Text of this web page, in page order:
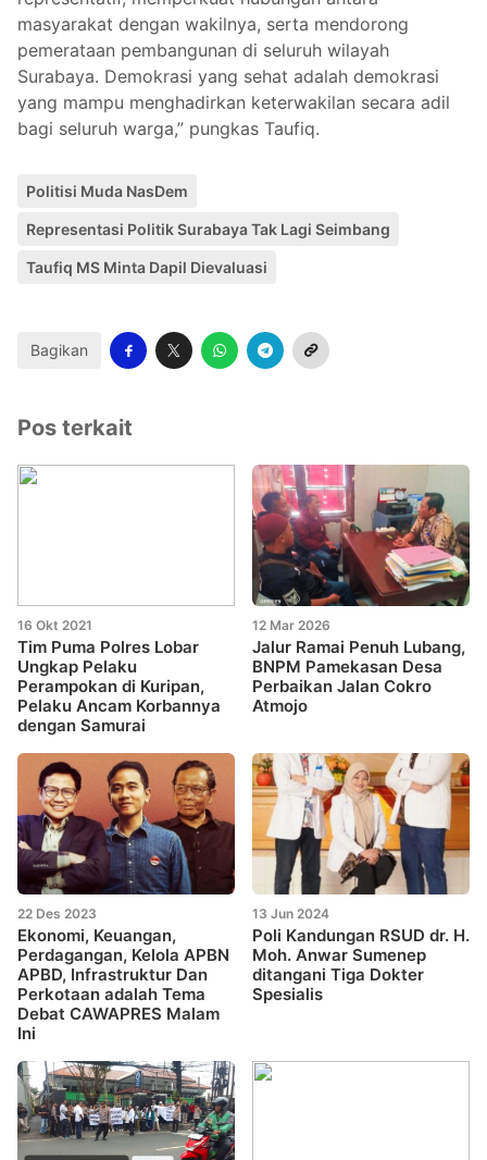
masyarakat dengan wakilnya, serta mendorong
pemerataan pembangunan di seluruh wilayah
Surabaya. Demokrasi yang sehat adalah demokrasi
yang mampu menghadirkan keterwakilan secara adil
bagi seluruh warga,” pungkas Taufiq.
Politisi Muda NasDem
Representasi Politik Surabaya Tak Lagi Seimbang
Taufiq MS Minta Dapil Dievaluasi
Bagikan
Pos terkait
16 Okt 2021
Tim Puma Polres Lobar
Ungkap Pelaku
Perampokan di Kuripan,
Pelaku Ancam Korbannya
dengan Samurai
12 Mar 2026
Jalur Ramai Penuh Lubang,
BNPM Pamekasan Desa
Perbaikan Jalan Cokro
Atmojo
22 Des 2023
Ekonomi, Keuangan,
Perdagangan, Kelola APBN
APBD, Infrastruktur Dan
Perkotaan adalah Tema
Debat CAWAPRES Malam
Ini
13 Jun 2024
Poli Kandungan RSUD dr. H.
Moh. Anwar Sumenep
ditangani Tiga Dokter
Spesialis